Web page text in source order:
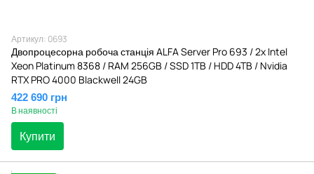
Артикул: 0693
Двопроцесорна робоча станція ALFA Server Pro 693 / 2x Intel
Xeon Platinum 8368 / RAM 256GB / SSD 1TB / HDD 4TB / Nvidia
RTX PRO 4000 Blackwell 24GB
422 690 грн
В наявності
Купити